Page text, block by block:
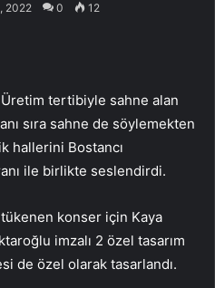
2022 0 12
tertibiyle sahne alan
sıra sahne de söylemekten
hallerini Bostancı
ile birlikte seslendirdi.
konser için Kaya
imzalı 2 özel tasarım
de özel olarak tasarlandı.